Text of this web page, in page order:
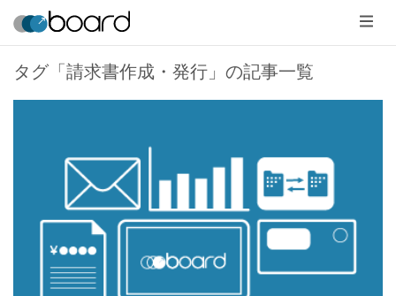
メ
ニ
ュ
ー
タグ「請求書作成・発行」の記事一覧